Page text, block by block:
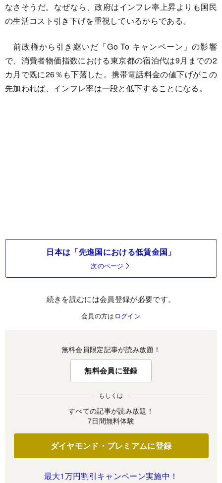
なさそうだ。なぜなら、政府はインフレ率上昇よりも国民
の生活コスト引き下げを重視しているからである。
前政権から引き継いだ「Go To キャンペーン」の影響
で、消費者物価指数における東京都の宿泊代は9月までの2
カ月で既に26％も下落した。携帯電話料金の値下げがこの
先加われば、インフレ率は一段と低下することになる。
日本は「先進国における低賃金国」
次のページ
続きを読むには会員登録が必要です。
会員の方は ログイン
無料会員限定記事が読み放題！
無料会員に登録
もしくは
すべての記事が読み放題！
7日間無料体験
ダイヤモンド・プレミアムに登録
最大1万円割引キャンペーン実施中！